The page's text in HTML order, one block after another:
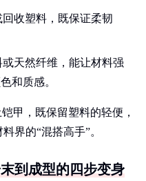
收塑料，既保证柔韧
或天然纤维，能让材料强
和质感。
甲，既保留塑料的轻便，
界的“混搭高手”。
到成型的四步变身